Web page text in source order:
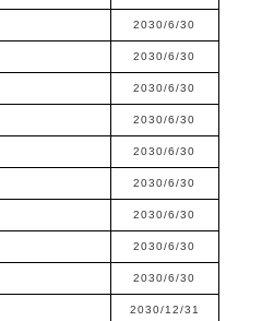
2030/6/30
2030/6/30
2030/6/30
2030/6/30
2030/6/30
2030/6/30
2030/6/30
2030/6/30
2030/6/30
2030/12/31